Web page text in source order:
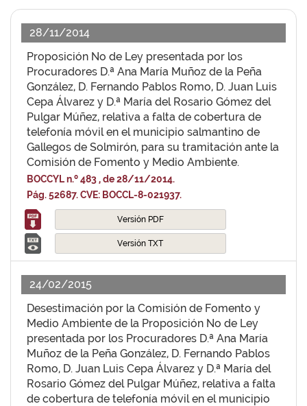
28/11/2014
Proposición No de Ley presentada por los
Procuradores D.ª Ana María Muñoz de la Peña
González, D. Fernando Pablos Romo, D. Juan Luis
Cepa Álvarez y D.ª María del Rosario Gómez del
Pulgar Múñez, relativa a falta de cobertura de
telefonía móvil en el municipio salmantino de
Gallegos de Solmirón, para su tramitación ante la
Comisión de Fomento y Medio Ambiente.
BOCCYL n.º 483 , de 28/11/2014.
Pág. 52687. CVE: BOCCL-8-021937.
Versión PDF
Versión TXT
24/02/2015
Desestimación por la Comisión de Fomento y
Medio Ambiente de la Proposición No de Ley
presentada por los Procuradores D.ª Ana María
Muñoz de la Peña González, D. Fernando Pablos
Romo, D. Juan Luis Cepa Álvarez y D.ª María del
Rosario Gómez del Pulgar Múñez, relativa a falta
de cobertura de telefonía móvil en el municipio